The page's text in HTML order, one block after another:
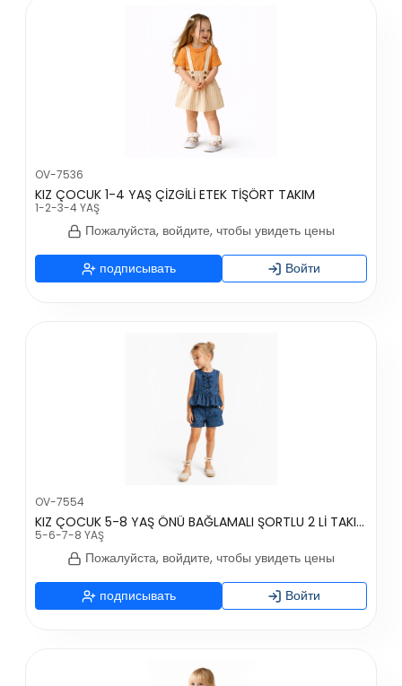
OV-7536
KIZ ÇOCUK 1-4 YAŞ ÇİZGİLİ ETEK TİŞÖRT TAKIM
1-2-3-4 YAŞ
Пожалуйста, войдите, чтобы увидеть цены
подписывать Войти
OV-7554
KIZ ÇOCUK 5-8 YAŞ ÖNÜ BAĞLAMALI ŞORTLU 2 Lİ TAKIM
5-6-7-8 YAŞ
Пожалуйста, войдите, чтобы увидеть цены
подписывать Войти